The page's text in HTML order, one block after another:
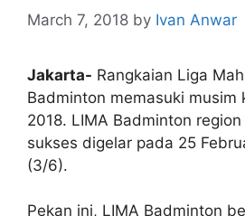
March 7, 2018 by Ivan Anwar
Jakarta- Rangkaian Liga
Badminton memasuki musim
2018. LIMA Badminton
sukses digelar pada 25
(3/6).
Pekan ini, LIMA Badminton